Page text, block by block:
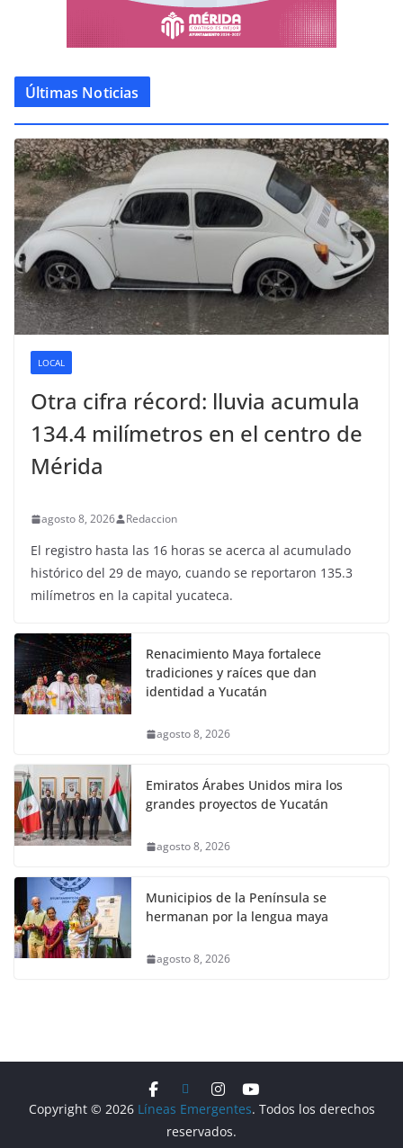
Últimas Noticias
LOCAL
Otra cifra récord: lluvia acumula
134.4 milímetros en el centro de
Mérida
agosto 8, 2026 Redaccion
El registro hasta las 16 horas se acerca al acumulado
histórico del 29 de mayo, cuando se reportaron 135.3
milímetros en la capital yucateca.
Renacimiento Maya fortalece
tradiciones y raíces que dan
identidad a Yucatán
agosto 8, 2026
Emiratos Árabes Unidos mira los
grandes proyectos de Yucatán
agosto 8, 2026
Municipios de la Península se
hermanan por la lengua maya
agosto 8, 2026
Copyright © 2026 Líneas Emergentes. Todos los derechos
reservados.